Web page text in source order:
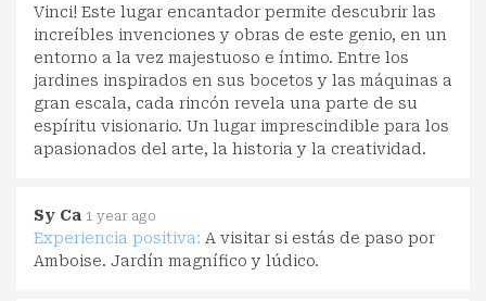
Vinci! Este lugar encantador permite descubrir las
increíbles invenciones y obras de este genio, en un
entorno a la vez majestuoso e íntimo. Entre los
jardines inspirados en sus bocetos y las máquinas a
gran escala, cada rincón revela una parte de su
espíritu visionario. Un lugar imprescindible para los
apasionados del arte, la historia y la creatividad.
Sy Ca 1 year ago
Experiencia positiva: A visitar si estás de paso por
Amboise. Jardín magnífico y lúdico.